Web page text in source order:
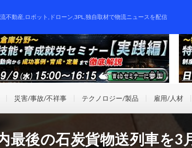
不動産,ロボット,ドローン,3PL,独自取材で物流ニュースを配信
災害/事故/不祥事 テクノロジー/製品 雇用/人材
最後の石炭貨物送列車を3